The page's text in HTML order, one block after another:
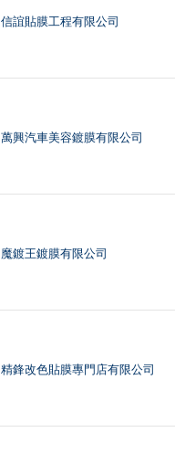
信誼貼膜工程有限公司
萬興汽車美容鍍膜有限公司
魔鍍王鍍膜有限公司
精鋒改色貼膜專門店有限公司